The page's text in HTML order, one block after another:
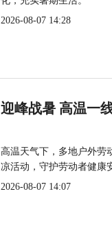
2026-08-07 14:28
迎峰战暑 高温一
高温天气下，多地户外劳
凉活动，守护劳动者健康
2026-08-07 14:07